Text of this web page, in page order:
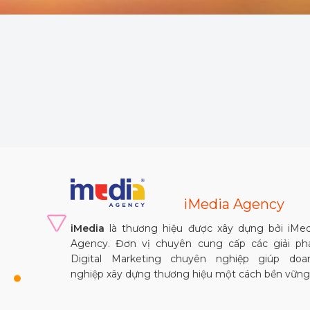
iMedia Agency
iMedia là thương hiệu được xây dựng bởi
Agency. Đơn vị chuyên cung cấp các giải
Digital Marketing chuyên nghiệp giúp
nghiệp xây dựng thương hiệu một cách bền